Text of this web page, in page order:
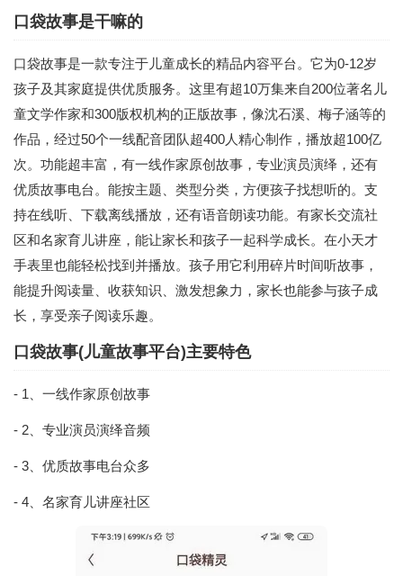
口袋故事是干嘛的
口袋故事是一款专注于儿童成长的精品内容平台。它为0-12岁
孩子及其家庭提供优质服务。这里有超10万集来自200位著名儿
童文学作家和300版权机构的正版故事，像沈石溪、梅子涵等的
作品，经过50个一线配音团队超400人精心制作，播放超100亿
次。功能超丰富，有一线作家原创故事，专业演员演绎，还有
优质故事电台。能按主题、类型分类，方便孩子找想听的。支
持在线听、下载离线播放，还有语音朗读功能。有家长交流社
区和名家育儿讲座，能让家长和孩子一起科学成长。在小天才
手表里也能轻松找到并播放。孩子用它利用碎片时间听故事，
能提升阅读量、收获知识、激发想象力，家长也能参与孩子成
长，享受亲子阅读乐趣。
口袋故事(儿童故事平台)主要特色
- 1、一线作家原创故事
- 2、专业演员演绎音频
- 3、优质故事电台众多
- 4、名家育儿讲座社区